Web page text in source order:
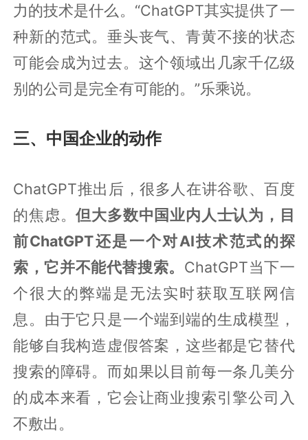
力的技术是什么。“ChatGPT其实提供了一
种新的范式。垂头丧气、青黄不接的状态
可能会成为过去。这个领域出几家千亿级
别的公司是完全有可能的。”乐乘说。
三、中国企业的动作
ChatGPT推出后，很多人在讲谷歌、百度
的焦虑。但大多数中国业内人士认为，目
前ChatGPT还是一个对AI技术范式的探
索，它并不能代替搜索。 ChatGPT当下一
个很大的弊端是无法实时获取互联网信
息。由于它只是一个端到端的生成模型，
能够自我构造虚假答案，这些都是它替代
搜索的障碍。而如果以目前每一条几美分
的成本来看，它会让商业搜索引擎公司入
不敷出。